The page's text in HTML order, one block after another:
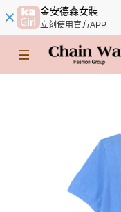
金安德森女裝
立刻使用官方APP